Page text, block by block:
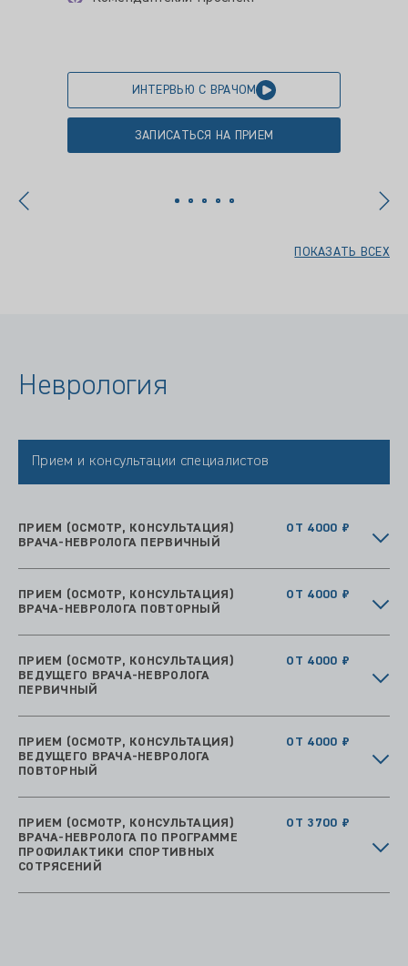
ИНТЕРВЬЮ С ВРАЧОМ
ЗАПИСАТЬСЯ НА ПРИЕМ
ПОКАЗАТЬ ВСЕХ
Неврология
Прием и консультации специалистов
ПРИЕМ (ОСМОТР, КОНСУЛЬТАЦИЯ)
ВРАЧА-НЕВРОЛОГА ПЕРВИЧНЫЙ
ОТ 4000 ₽
ПРИЕМ (ОСМОТР, КОНСУЛЬТАЦИЯ)
ВРАЧА-НЕВРОЛОГА ПОВТОРНЫЙ
ОТ 4000 ₽
ПРИЕМ (ОСМОТР, КОНСУЛЬТАЦИЯ)
ВЕДУЩЕГО ВРАЧА-НЕВРОЛОГА
ПЕРВИЧНЫЙ
ОТ 4000 ₽
ПРИЕМ (ОСМОТР, КОНСУЛЬТАЦИЯ)
ВЕДУЩЕГО ВРАЧА-НЕВРОЛОГА
ПОВТОРНЫЙ
ОТ 4000 ₽
ПРИЕМ (ОСМОТР, КОНСУЛЬТАЦИЯ)
ВРАЧА-НЕВРОЛОГА ПО ПРОГРАММЕ
ПРОФИЛАКТИКИ СПОРТИВНЫХ
СОТРЯСЕНИЙ
ОТ 3700 ₽